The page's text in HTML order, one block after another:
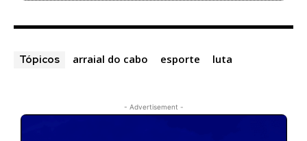
Tópicos arraial do cabo esporte luta
- Advertisement -